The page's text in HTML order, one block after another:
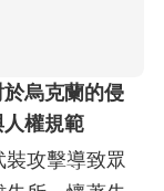
烏克蘭的侵
權規範
攻擊導致眾